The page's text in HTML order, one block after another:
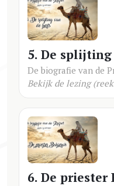
5. De
De biografie van de
Bekijk de lezing
6. De priester